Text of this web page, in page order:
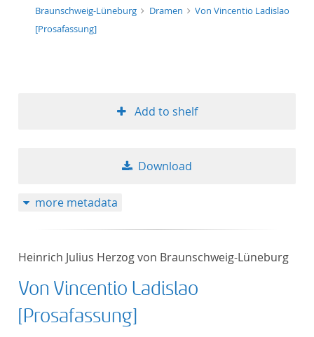
Braunschweig-Lüneburg
Dramen
Von Vincentio Ladislao
[Prosafassung]
Add to shelf
Download
more metadata
Heinrich Julius Herzog von Braunschweig-Lüneburg
Von Vincentio Ladislao
[Prosafassung]